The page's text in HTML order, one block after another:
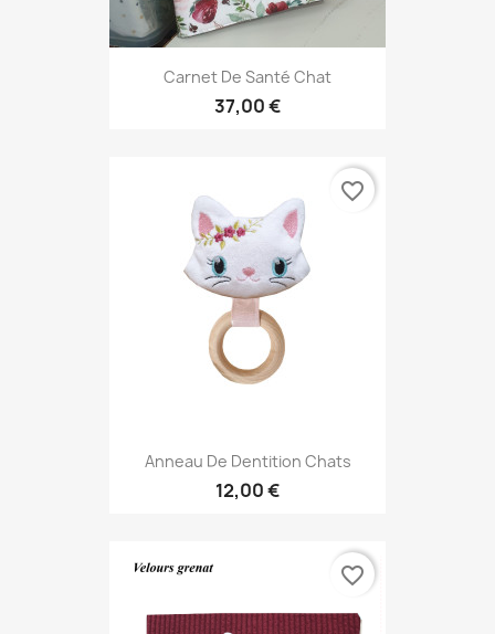
Carnet De Santé Chat
37,00 €
Anneau De Dentition Chats
12,00 €
favorite_border
favorite_border